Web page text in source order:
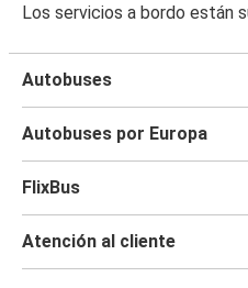
Los servicios a bordo están
Autobuses
Autobuses por Europa
FlixBus
Atención al cliente